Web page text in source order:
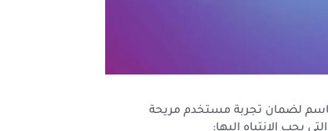
حاسم لضمان تجربة مستخدم مريحة